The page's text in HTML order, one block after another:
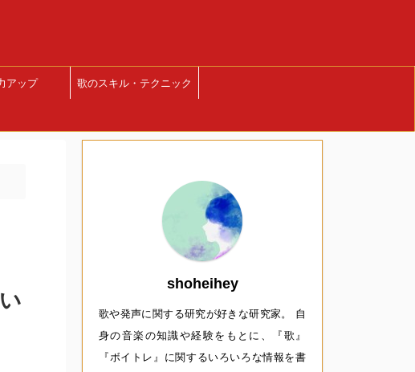
アップ 歌のスキル・テクニック
shoheihey
歌や発声に関する研究が好きな研究家。 自
身の音楽の知識や経験をもとに、『歌』
『ボイトレ』に関するいろいろな情報を書